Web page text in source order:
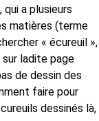
qui a plusieurs
matières (terme
« écureuil »,
sur ladite page
de dessin des
faire pour
dessinés là,